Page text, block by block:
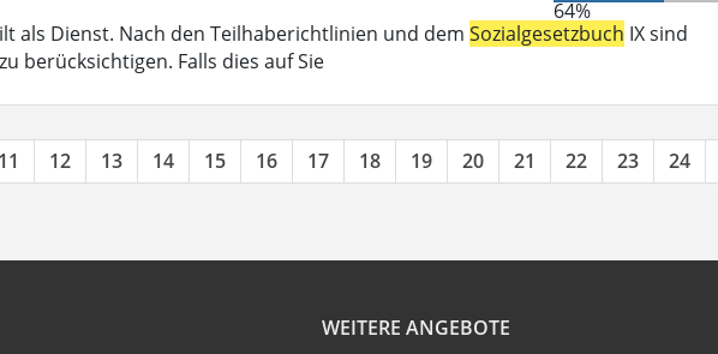
64%
als Dienst. Nach den Teilhaberichtlinien und dem Sozialgesetzbuch IX sind
berücksichtigen. Falls dies auf Sie
11 12 13 14 15 16 17 18 19 20 21 22 23 24
WEITERE ANGEBOTE